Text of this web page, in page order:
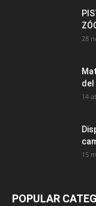
28
del
14
15
POPULAR